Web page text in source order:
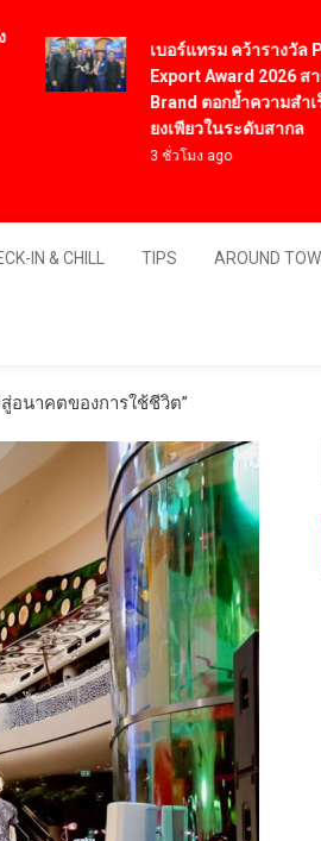
เบอร์แทรม คว้ารางวัล Prime
Export Award 2026 สาขา
Brand ตอกย้ำความสำเร็จขอ
ยงเพียวในระดับสากล
3 ชั่วโมง ago
IN & CHILL TIPS AROUND
อนาคตของการใช้ชีวิต”